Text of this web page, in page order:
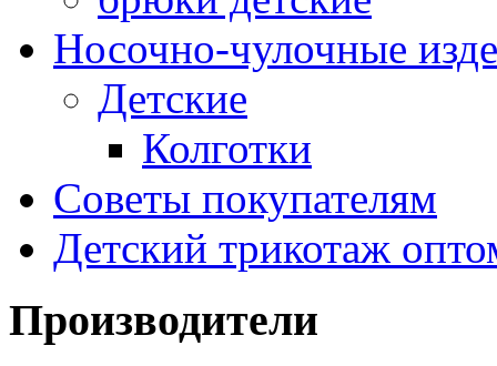
Носочно-чулочные
Детские
Колготки
Советы покупателям
Детский трикотаж
Производители